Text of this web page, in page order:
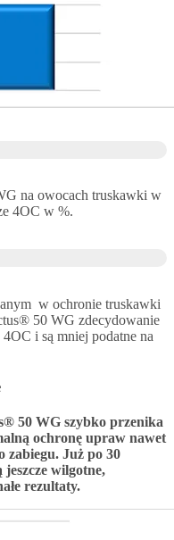
na owocach truskawki w
4OC w %.
w ochronie truskawki
50 WG zdecydowanie
i są mniej podatne na
50 WG szybko przenika
ochronę upraw nawet
zabiegu. Już po 30
wilgotne,
rezultaty.